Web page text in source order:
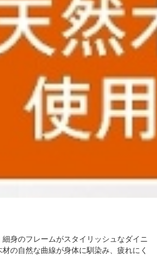
身のフレームがスタイリッシュなダイニ
の自然な曲線が身体に馴染み、疲れにく